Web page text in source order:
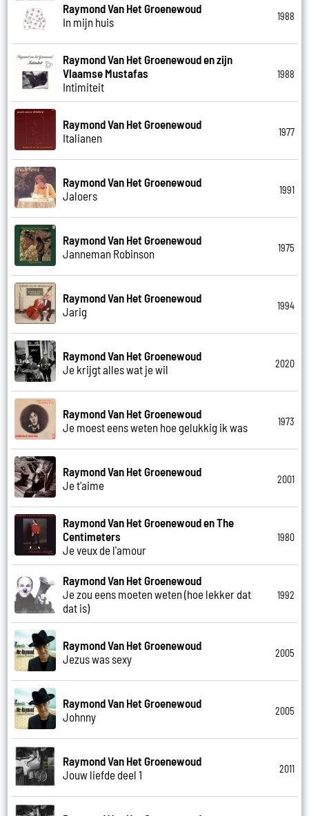
Raymond Van Het Groenewoud
In mijn huis
1988
Raymond Van Het Groenewoud en zijn
Vlaamse Mustafas
Intimiteit
1988
Raymond Van Het Groenewoud
Italianen
1977
Raymond Van Het Groenewoud
Jaloers
1991
Raymond Van Het Groenewoud
Janneman Robinson
1975
Raymond Van Het Groenewoud
Jarig
1994
Raymond Van Het Groenewoud
Je krijgt alles wat je wil
2020
Raymond Van Het Groenewoud
Je moest eens weten hoe gelukkig ik was
1973
Raymond Van Het Groenewoud
Je t'aime
2001
Raymond Van Het Groenewoud en The
Centimeters
Je veux de l'amour
1980
Raymond Van Het Groenewoud
Je zou eens moeten weten (hoe lekker dat
dat is)
1992
Raymond Van Het Groenewoud
Jezus was sexy
2005
Raymond Van Het Groenewoud
Johnny
2005
Raymond Van Het Groenewoud
Jouw liefde deel 1
2011